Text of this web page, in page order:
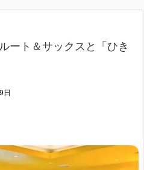
ート＆サックスと「ひき
日